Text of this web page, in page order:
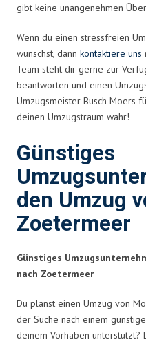
gibt keine unangenehmen
Wenn du einen stressfreien
wünschst, dann kontaktiere uns
Team steht dir gerne zur
beantworten und einen
Umzugsmeister Busch Moers
deinen Umzugstraum wahr!
Günstiges
den Umzug
Zoetermeer
Günstiges
nach Zoetermeer
Du planst einen Umzug von
der Suche nach einem
deinem Vorhaben unterstützt?